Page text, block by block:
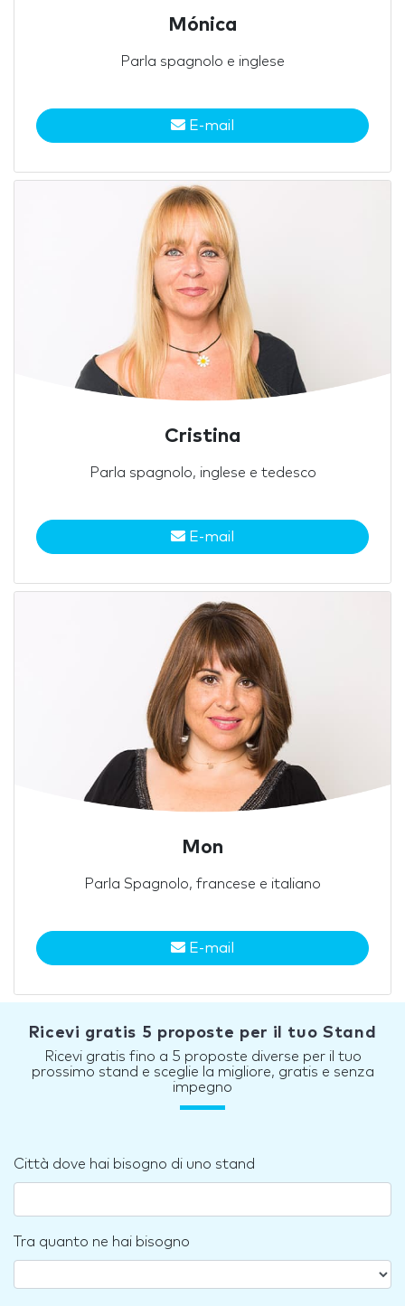
Mónica
Parla spagnolo e inglese
E-mail
Cristina
Parla spagnolo, inglese e tedesco
E-mail
Mon
Parla Spagnolo, francese e italiano
E-mail
Ricevi gratis 5 proposte per il tuo Stand
Ricevi gratis fino a 5 proposte diverse per il tuo
prossimo stand e sceglie la migliore, gratis e senza
impegno
Città dove hai bisogno di uno stand
Tra quanto ne hai bisogno